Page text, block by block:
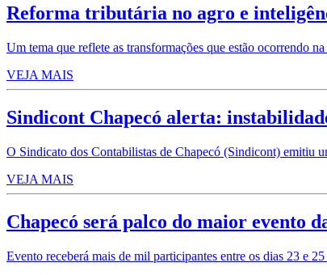
Reforma tributária no agro e
Um tema que reflete as transformações que estão ocorrendo
VEJA MAIS
Sindicont Chapecó alerta:
O Sindicato dos Contabilistas de Chapecó (Sindicont) emitiu
VEJA MAIS
Chapecó será palco do maior evento
Evento receberá mais de mil participantes entre os dias 23 e